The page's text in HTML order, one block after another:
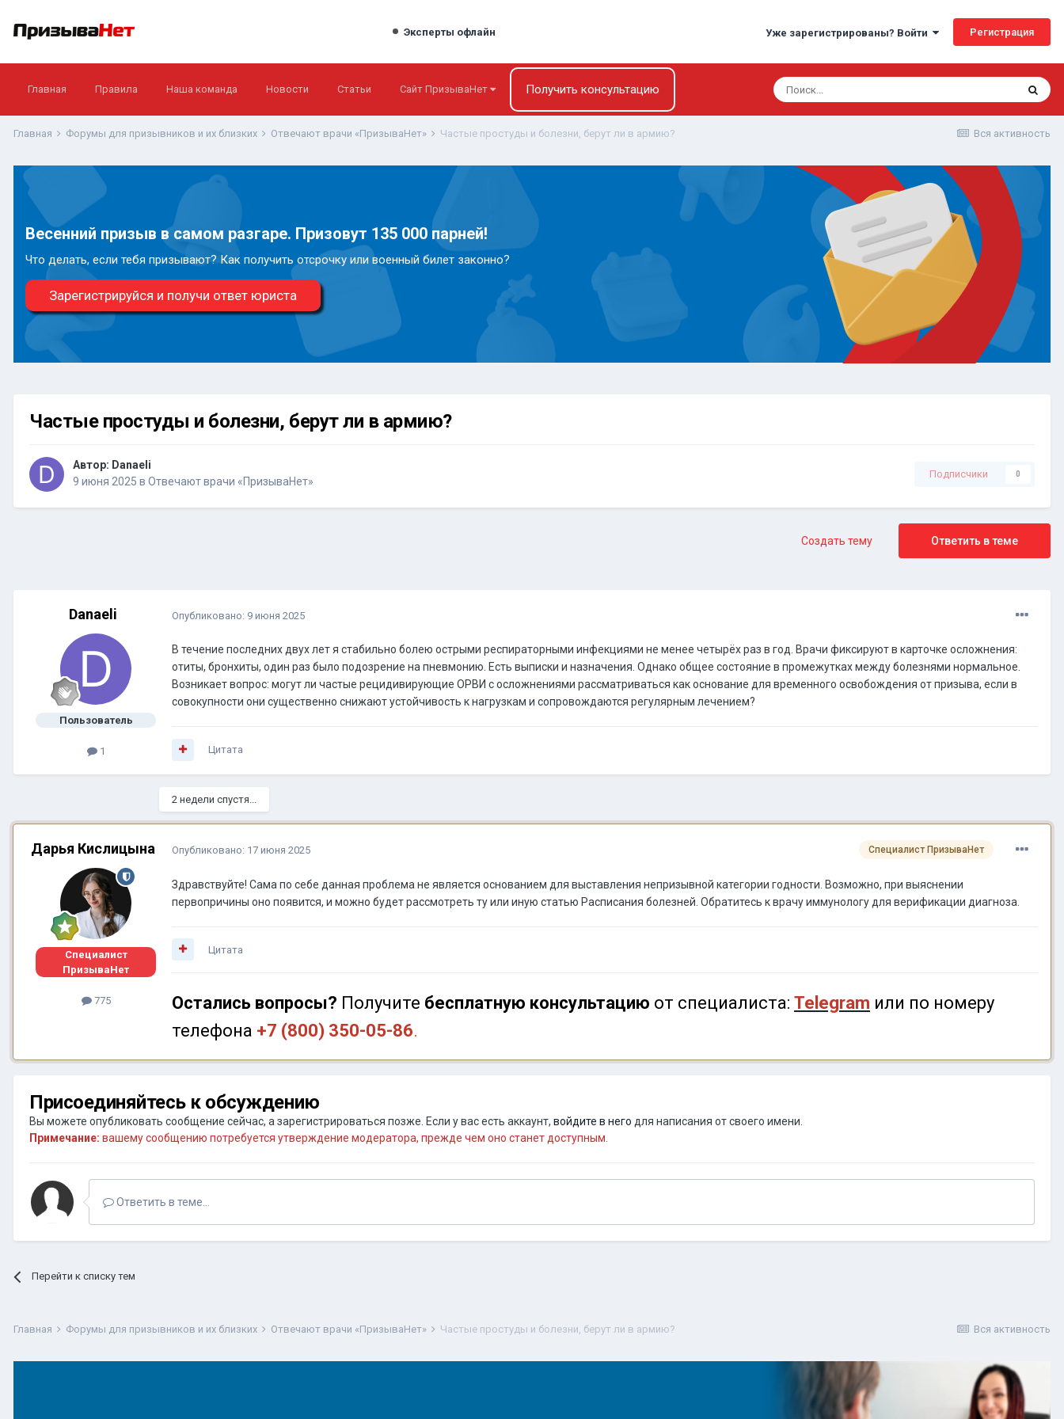
Эксперты офлайн Уже зарегистрированы? Войти Регистрация
Главная Правила Наша команда Новости Статьи Сайт ПризываНет Получить консультацию
Вся активность
Главная Форумы для призывников и их близких Отвечают врачи «ПризываНет» Частые простуды и болезни, берут ли в армию?
Весенний призыв в самом разгаре. Призовут 135 000 парней!
Что делать, если тебя призывают? Как получить отсрочку или военный билет законно?
Зарегистрируйся и получи ответ юриста
Частые простуды и болезни, берут ли в армию?
Автор: Danaeli
9 июня 2025 в Отвечают врачи «ПризываНет»
Подписчики 0
Ответить в теме
Создать тему
Danaeli
Пользователь
1
Опубликовано: 9 июня 2025
В течение последних двух лет я стабильно болею острыми респираторными инфекциями не менее четырёх раз в год. Врачи фиксируют в карточке осложнения:
отиты, бронхиты, один раз было подозрение на пневмонию. Есть выписки и назначения. Однако общее состояние в промежутках между болезнями нормальное.
Возникает вопрос: могут ли частые рецидивирующие ОРВИ с осложнениями рассматриваться как основание для временного освобождения от призыва, если в
совокупности они существенно снижают устойчивость к нагрузкам и сопровождаются регулярным лечением?
Цитата
2 недели спустя...
Дарья Кислицына
Специалист
ПризываНет
775
Специалист ПризываНет
Опубликовано: 17 июня 2025
Здравствуйте! Сама по себе данная проблема не является основанием для выставления непризывной категории годности. Возможно, при выяснении
первопричины оно появится, и можно будет рассмотреть ту или иную статью Расписания болезней. Обратитесь к врачу иммунологу для верификации диагноза.
Цитата
Остались вопросы? Получите бесплатную консультацию от специалиста: Telegram или по номеру
телефона +7 (800) 350-05-86.
Присоединяйтесь к обсуждению
Вы можете опубликовать сообщение сейчас, а зарегистрироваться позже. Если у вас есть аккаунт, войдите в него для написания от своего имени.
Примечание: вашему сообщению потребуется утверждение модератора, прежде чем оно станет доступным.
Ответить в теме...
Перейти к списку тем
Вся активность
Главная Форумы для призывников и их близких Отвечают врачи «ПризываНет» Частые простуды и болезни, берут ли в армию?